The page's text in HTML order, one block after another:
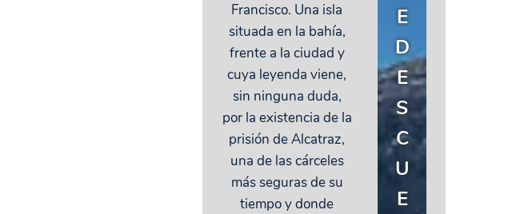
Francisco. Una isla
situada en la bahía,
frente a la ciudad y
cuya leyenda viene,
sin ninguna duda,
por la existencia de la
prisión de Alcatraz,
una de las cárceles
más seguras de su
tiempo y donde
E
D
E
S
C
U
E